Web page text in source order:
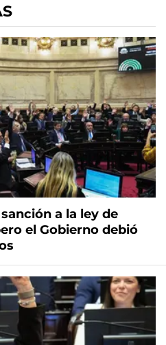
a la ley de
el Gobierno debió